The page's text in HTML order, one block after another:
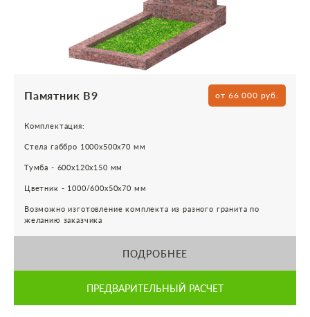
Памятник В9 от 66 000 руб.
Комплектация:
Стела габбро 1000х500х70 мм
Тумба - 600х120х150 мм
Цветник - 1000/600х50х70 мм
Возможно изготовление комплекта из разного гранита по
желанию заказчика
ПОДРОБНЕЕ
ПРЕДВАРИТЕЛЬНЫЙ РАСЧЕТ